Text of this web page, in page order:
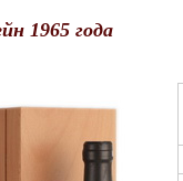
1965 года